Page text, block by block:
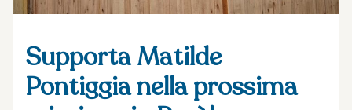
Supporta Matilde
Pontiggia nella prossima